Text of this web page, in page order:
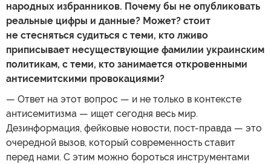
народных избранников. Почему бы не опубликовать
реальные цифры и данные? Может? стоит
не стесняться судиться с теми, кто лживо
приписывает несуществующие фамилии украинским
политикам, с теми, кто занимается откровенными
антисемитскими провокациями?
— Ответ на этот вопрос — и не только в контексте
антисемитизма — ищет сегодня весь мир.
Дезинформация, фейковые новости, пост-правда — это
очередной вызов, который современность ставит
перед нами. С этим можно бороться инструментами